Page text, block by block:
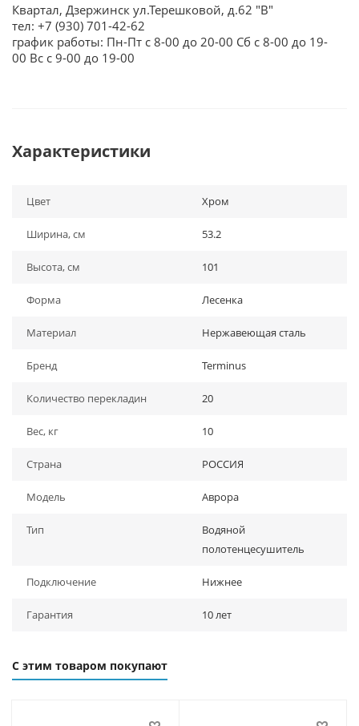
Квартал, Дзержинск ул.Терешковой, д.62 "В"
тел: +7 (930) 701-42-62
график работы: Пн-Пт с 8-00 до 20-00 Сб с 8-00 до 19-
00 Вс с 9-00 до 19-00
Характеристики
Цвет Хром
Ширина, см 53.2
Высота, см 101
Форма Лесенка
Материал Нержавеющая сталь
Бренд Terminus
Количество перекладин 20
Вес, кг 10
Страна РОССИЯ
Модель Аврора
Тип
Водяной
полотенцесушитель
Подключение Нижнее
Гарантия 10 лет
С этим товаром покупают